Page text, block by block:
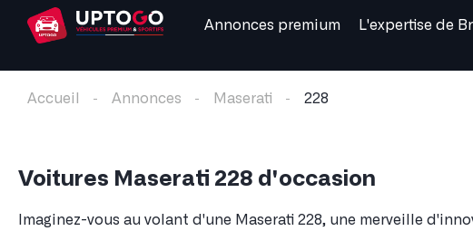
Annonces premium L'expertise de
Accueil Annonces Maserati 228
Voitures Maserati 228 d'occasion
Imaginez-vous au volant d'une Maserati 228, une merveille